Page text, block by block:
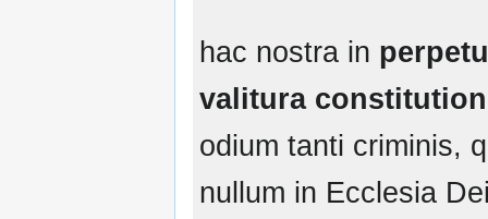
hac nostra in
valitura
odium tanti criminis,
nullum in Ecclesia